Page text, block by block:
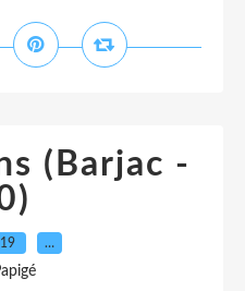
(Barjac -
…